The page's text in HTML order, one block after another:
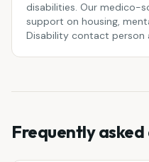
disabilities. Our medico-
support on housing,
Disability contact person
Frequently asked